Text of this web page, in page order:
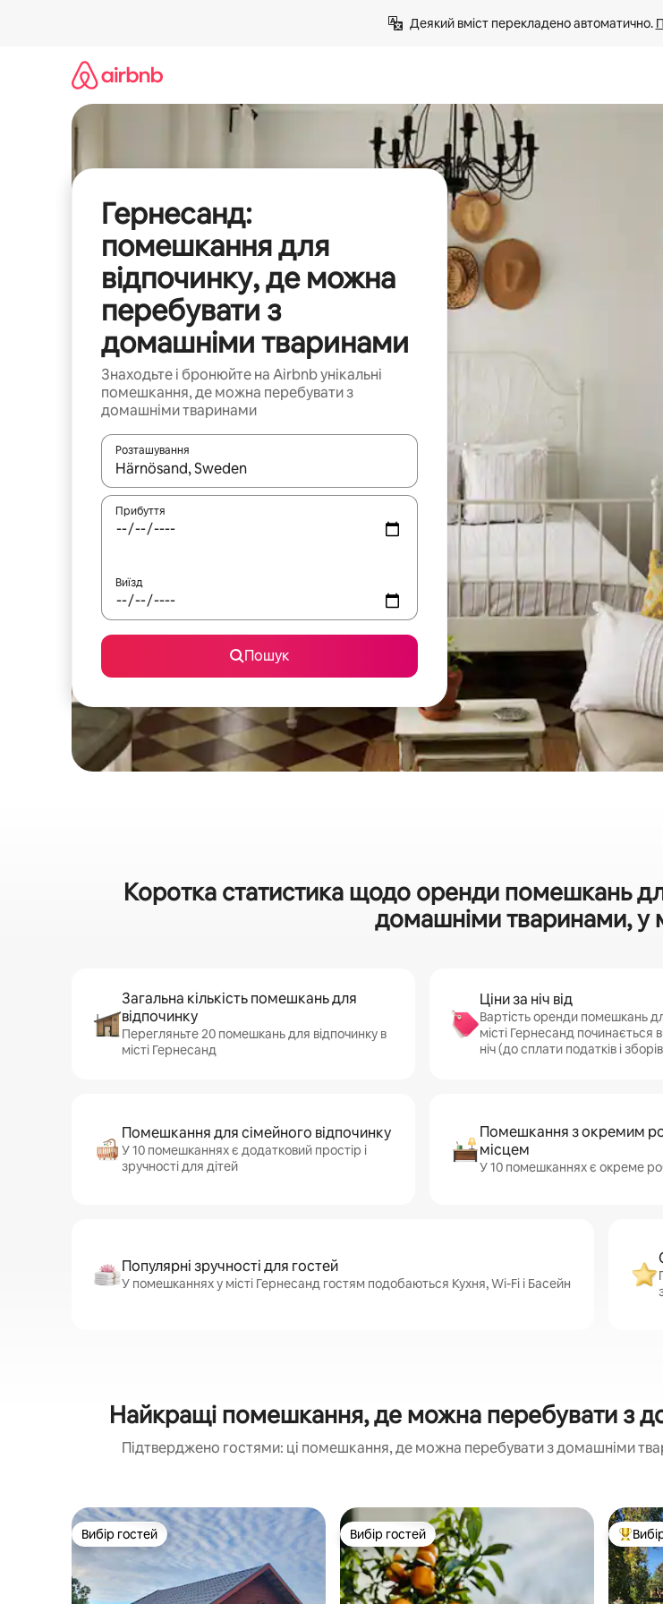
Деякий вміст перекладено автоматично.
Гернесанд:
помешкання для
відпочинку, де можна
перебувати з
домашніми тваринами
Знаходьте і бронюйте на Airbnb унікальні
помешкання, де можна перебувати з
домашніми тваринами
Розташування
Отримавши результати пошуку, використовуйте для навігації сторінкою клавіші зі
Прибуття
Виїзд
Пошук
Коротка статистика щодо оренди помешкань
домашніми тваринами, у
Загальна кількість помешкань для
відпочинку
Перегляньте 20 помешкань для відпочинку в
місті Гернесанд
Ціни за ніч від
Вартість оренди помешкань
місті Гернесанд починається
ніч (до сплати податків і
Помешкання для сімейного відпочинку
У 10 помешканнях є додатковий простір і
зручності для дітей
Помешкання з окремим
місцем
У 10 помешканнях є окреме
Популярні зручності для гостей
У помешканнях у місті Гернесанд гостям подобаються Кухня, Wi-Fi і Басейн
Найкращі помешкання, де можна перебувати з
Підтверджено гостями: ці помешкання, де можна перебувати з домашніми
Вибір гостей
Вибір гостей Вибір гостей
Вибір гостей Топ